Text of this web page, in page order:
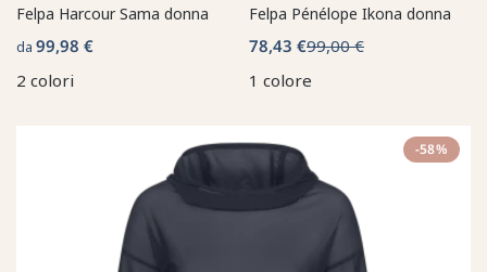
Felpa Harcour Sama donna
da 99,98 €
2 colori
Felpa Pénélope Ikona donna
78,43 €99,00 €
1 colore
-58%